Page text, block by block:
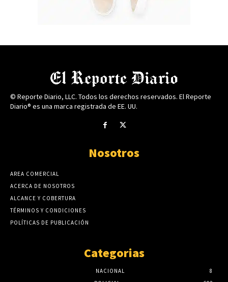
© Reporte Diario, LLC. Todos los derechos reservados. El Reporte
Diario® es una marca registrada de EE. UU.
Nosotros
AREA COMERCIAL
ACERCA DE NOSOTROS
ALCANCE Y COBERTURA
TÉRMINOS Y CONDICIONES
POLÍTICAS DE PUBLICACIÓN
Categorias
NACIONAL
8